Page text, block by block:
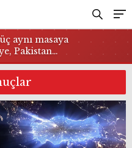
aynı masaya
Pakistan…